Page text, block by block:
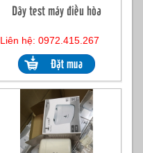
Dây test máy điều hòa
Liên hệ: 0972.415.267